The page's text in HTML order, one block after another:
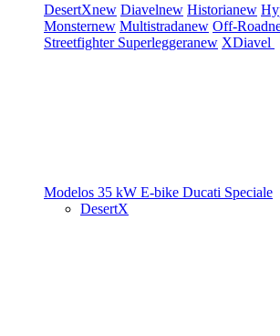
DesertXnew Diavelnew Historianew
Monsternew Multistradanew Off-Road
Streetfighter Superleggeranew XDiavel
Modelos 35 kW E-bike Ducati Speciale
DesertX